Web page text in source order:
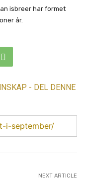
isbreer har formet
år.
- DEL DENNE
i-september/
NEXT ARTICLE